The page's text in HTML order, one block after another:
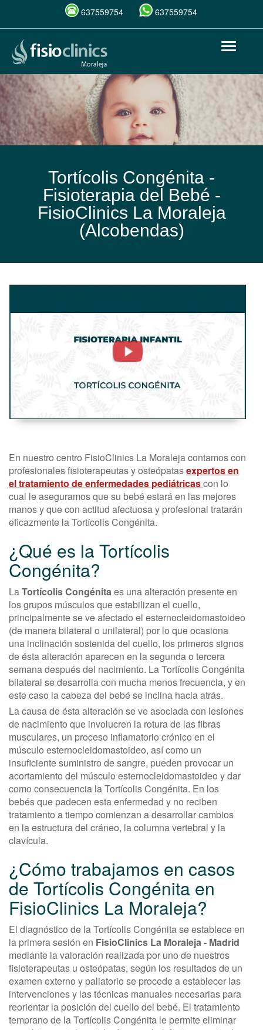
Pasar
contenido
principal
637559754 637559754
Toggle
Tortícolis Congénita -
Fisioterapia del Bebé -
FisioClinics La Moraleja
(Alcobendas)
Tortícolis
Congénita.
Fisioterapia
FisioClinics
En nuestro centro FisioClinics La Moraleja contamos con
profesionales fisioterapeutas y osteópatasexpertos en
el tratamiento de enfermedades pediátricascon lo
cual le aseguramos que su bebé estará en las mejores
manos y que con actitud afectuosa y profesional tratarán
eficazmente la Tortícolis Congénita.
¿Qué es la Tortícolis
Congénita?
LaTortícolis Congénitaes una alteración presente en
los grupos músculos que estabilizan el cuello,
principalmente se ve afectado el esternocleidomastoideo
(de manera bilateral o unilateral) por lo que ocasiona
una inclinación sostenida del cuello, los primeros signos
de ésta alteración aparecen en la segunda o tercera
semana después del nacimiento. La Tortícolis Congénita
bilateral se desarrolla con mucha menos frecuencia, y en
este caso la cabeza del bebé se inclina hacia atrás.
La causa de ésta alteración se ve asociada con lesiones
de nacimiento que involucren la rotura de las fibras
musculares, un proceso inflamatorio crónico en el
músculo esternocleidomastoideo, así como un
insuficiente suministro de sangre, pueden provocar un
acortamiento del músculo esternocleidomastoideo y dar
como consecuencia la Tortícolis Congénita. En los
bebés que padecen esta enfermedad y no reciben
tratamiento a tiempo comienzan a desarrollar cambios
en la estructura del cráneo, la columna vertebral y la
clavícula.
¿Cómo trabajamos en casos
de Tortícolis Congénita en
FisioClinics La Moraleja?
El diagnóstico de la Tortícolis Congénita se establece en
la primera sesión en FisioClinics La Moraleja - Madrid
mediante la valoración realizada por uno de nuestros
fisioterapeutas u osteópatas, según los resultados de un
examen externo y paliatorio se procede a establecer las
intervenciones y las técnicas manuales necesarias para
reorientar la posición del cuello del bebé. El tratamiento
temprano de la Tortícolis Congénita le permite eliminar